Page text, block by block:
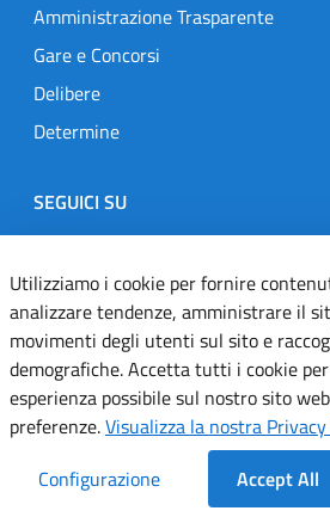
Amministrazione Trasparente
Gare e Concorsi
Delibere
Determine
SEGUICI SU
Designers Italia
TwitterInstagramYoutube
Dichiarazione di accessibilità
Informativa cookie
Utilizziamo i cookie per fornire
analizzare tendenze, amministrare il
movimenti degli utenti sul sito e
demografiche. Accetta tutti i cookie
esperienza possibile sul nostro sito
preferenze.Visualizza la nostra
Configurazione
Accept All